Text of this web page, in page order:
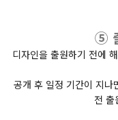
⑤
디자인을 출원하기 전에
공개 후 일정 기간이 지나
전 출